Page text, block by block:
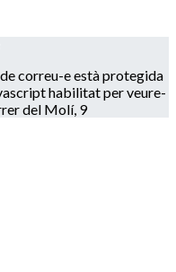
correu-e està protegida
habilitat per veure-
del Molí, 9